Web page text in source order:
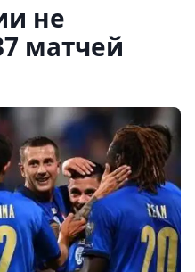
не
матчей